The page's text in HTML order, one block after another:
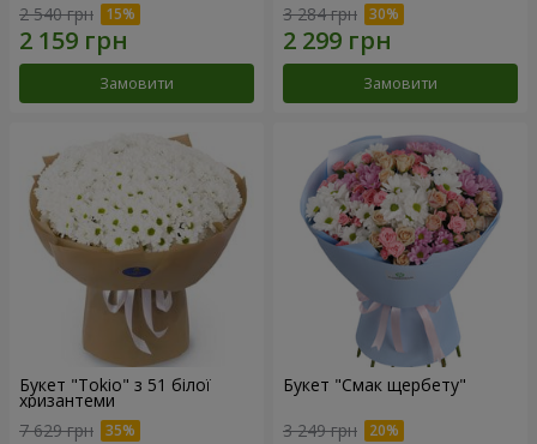
2 540 грн
Замовити
3 284 грн
Замовити
Букет "Tokio" з 51 білої
хризантеми
7 629 грн
Букет "Смак щербету"
3 249 грн